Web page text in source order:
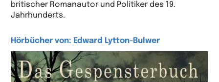
britischer Romanautor und Politiker des 19.
Jahrhunderts.
Hörbücher von: Edward Lytton-Bulwer